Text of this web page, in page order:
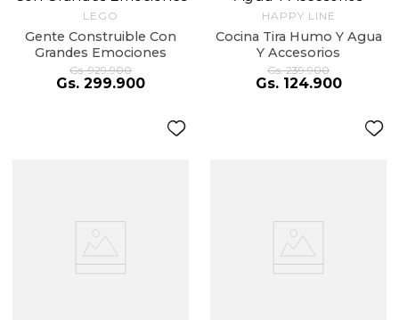
LEGO
Gente Construible Con
Grandes Emociones
Gs. 929.900
Gs. 299.900
HAPPY LINE
Cocina Tira Humo Y Agua
Y Accesorios
Gs. 239.900
Gs. 124.900